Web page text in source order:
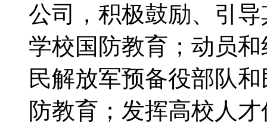
公司，积极鼓励、引
学校国防教育；动员
民解放军预备役部队
防教育；发挥高校人